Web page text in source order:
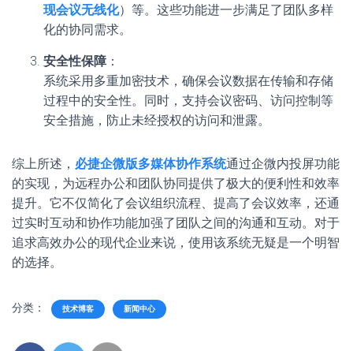
现会议无线化）等。这些功能进一步满足了团队多样
化的协同需求。
安全性保障 ：
系统采用多重加密技术，确保会议数据在传输和存储
过程中的安全性。同时，支持会议密码、访问控制等
安全措施，防止未经授权的访问和泄露。
综上所述， 必捷企微版多媒体协作系统通过企微内投屏功能
的实现，为远程办公和团队协同提供了极大的便利性和效率
提升。它不仅简化了会议组织流程、提高了会议效率，还通
过实时互动和协作功能加强了团队之间的沟通和互动。对于
追求高效办公的现代企业来说，使用该系统无疑是一个明智
的选择。
分类： 技术博客 新闻中心